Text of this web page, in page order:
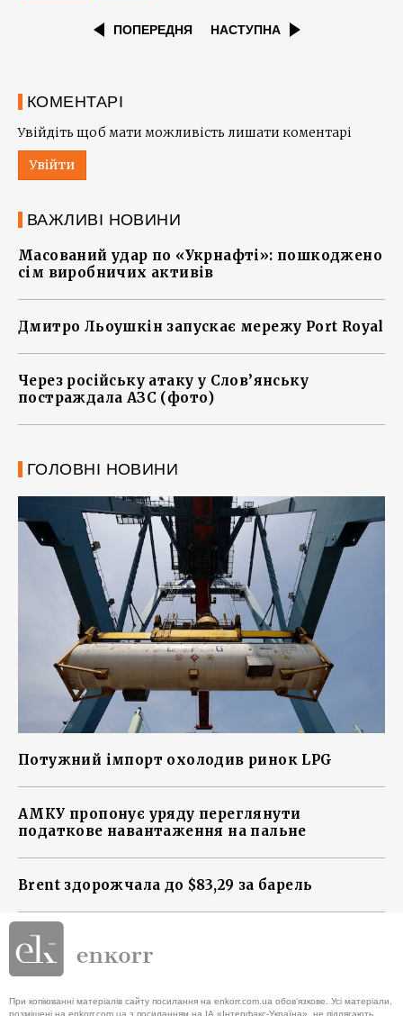
ПОПЕРЕДНЯ НАСТУПНА
КОМЕНТАРІ
Увійдіть щоб мати можливість лишати коментарі
Увійти
ВАЖЛИВІ НОВИНИ
Масований удар по «Укрнафті»: пошкоджено
сім виробничих активів
Дмитро Льоушкін запускає мережу Port Royal
Через російську атаку у Слов’янську
постраждала АЗС (фото)
ГОЛОВНІ НОВИНИ
Потужний імпорт охолодив ринок LPG
АМКУ пропонує уряду переглянути
податкове навантаження на пальне
Brent здорожчала до $83,29 за барель
При копіюванні матеріалів сайту посилання на enkorr.com.ua обов'язкове. Усі матеріали,
розміщені на enkorr.com.ua з посиланням на ІА «Інтерфакс-Україна», не підлягають